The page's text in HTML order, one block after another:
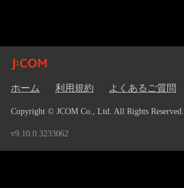
ホーム 利用規約 よくあるご質問
Copyright © JCOM Co., Ltd. All Rights Reserved.
v9.10.0.3233062